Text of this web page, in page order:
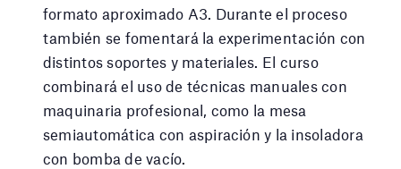
formato aproximado A3. Durante el proceso
también se fomentará la experimentación con
distintos soportes y materiales. El curso
combinará el uso de técnicas manuales con
maquinaria profesional, como la mesa
semiautomática con aspiración y la insoladora
con bomba de vacío.